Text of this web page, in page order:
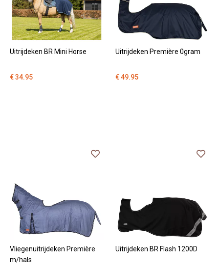
Uitrijdeken BR Mini Horse
€ 34.95
Uitrijdeken Première 0gram
€ 49.95
Vliegenuitrijdeken Première
m/hals
Uitrijdeken BR Flash 1200D